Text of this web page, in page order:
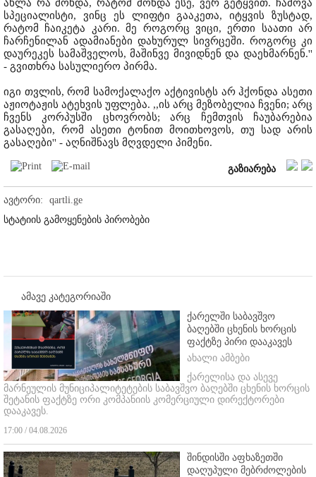
ახლა რა მოხდა, რატომ მოხდა ესე, ვერ გეტყვით. ჩამოვა
სპეციალისტი, ვინც ეს ლიფტი გააკეთა, იტყვის ზუსტად,
რატომ ჩაიკეტა კარი. მე როგორც ვიცი, ერთი საათი არ
ჩარჩენილან ადამიანები დახურულ სივრცეში. როგორც კი
დაურეკეს სამაშველოს, მაშინვე მივიდნენ და დაეხმარნენ.''
- გვითხრა სასულიერო პირმა.
იგი თვლის, რომ სამოქალაქო აქტივისტს არ ჰქონდა ასეთი
აჟიოტაჟის ატეხვის უფლება. ,,ის არც მეზობელია ჩვენი; არც
ჩვენს კორპუსში ცხოვრობს; არც ჩემთვის ჩაუბარებია
გასაღები, რომ ასეთი ტონით მოითხოვოს, თუ სად არის
გასაღები'' - აღნიშნავს მღვდელი პიმენი.
გაზიარება
ავტორი:
qartli.ge
სტატიის გამოყენების პირობები
ამავე კატეგორიაში
ქარელში საბავშვო
ბაღებში ცხენის ხორცის
ფაქტზე პირი დააკავეს
ახალი ამბები
ქარელისა და ასევე
მარნეულის მუნიციპალიტეტების საბავშვო ბაღებში ცხენის ხორცის
შეტანის ფაქტზე ორი კომპანიის კომერციული დირექტორები
დააკავეს.
17:00 / 04.08.2026
შინდისში აფხაზეთში
დაღუპული მებრძოლების